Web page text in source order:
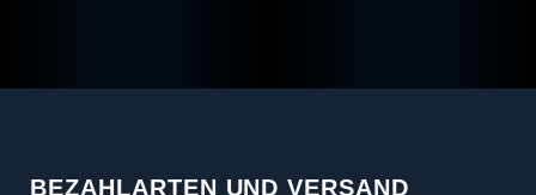
BEZAHLARTEN UND VERSAND